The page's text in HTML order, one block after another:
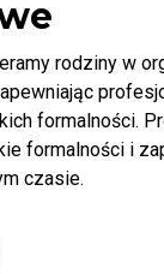
rodziny w
formalności.
formalności i
czasie.